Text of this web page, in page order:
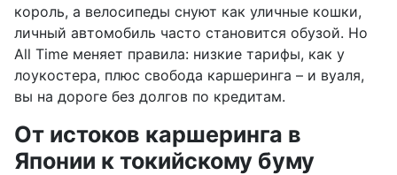
король, а велосипеды снуют как уличные кошки,
личный автомобиль часто становится обузой. Но
All Time меняет правила: низкие тарифы, как у
лоукостера, плюс свобода каршеринга – и вуаля,
вы на дороге без долгов по кредитам.
От истоков каршеринга в
Японии к токийскому буму